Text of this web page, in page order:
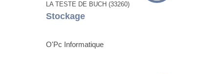
LA TESTE DE BUCH (33260)
Stockage
O'Pc Informatique